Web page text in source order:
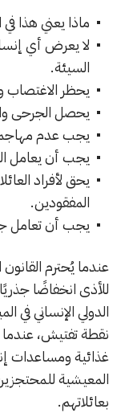
ماذا يعني هذا
لا يعرض أي
السيئة.
يحظر الاغتصاب
يحصل الجرحى
يجب عدم
يجب أن يعامل
يحق لأفراد
المفقودين.
يجب أن تعامل
عندما يُحترم
للأذى انخفاضًا
الدولي الإنساني
نقطة تفتيش،
غذائية ومساعدات
المعيشية
بعائلاتهم.